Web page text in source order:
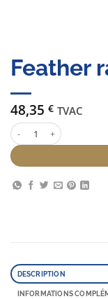
Feather
48,35 € TVAC
quantité de Feather rasoir
DESCRIPTION
INFORMATIONS